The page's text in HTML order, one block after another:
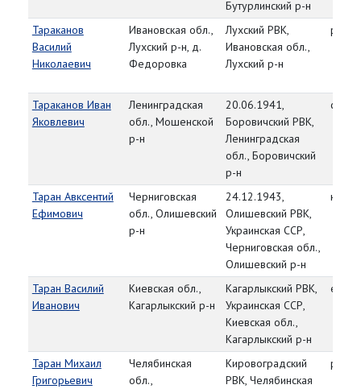
Бутурлинский р-н
Тараканов
Василий
Николаевич
Ивановская обл.,
Лухский р-н, д.
Федоровка
Лухский РВК,
Ивановская обл.,
Лухский р-н
Тараканов Иван
Яковлевич
Ленинградская
обл., Мошенской
р-н
20.06.1941,
Боровичский РВК,
Ленинградская
обл., Боровичский
р-н
Таран Авксентий
Ефимович
Черниговская
обл., Олишевский
р-н
24.12.1943,
Олишевский РВК,
Украинская ССР,
Черниговская обл.,
Олишевский р-н
Таран Василий
Иванович
Киевская обл.,
Кагарлыкский р-н
Кагарлыкский РВК,
Украинская ССР,
Киевская обл.,
Кагарлыкский р-н
Таран Михаил
Григорьевич
Челябинская
обл.,
Кировоградский
РВК, Челябинская